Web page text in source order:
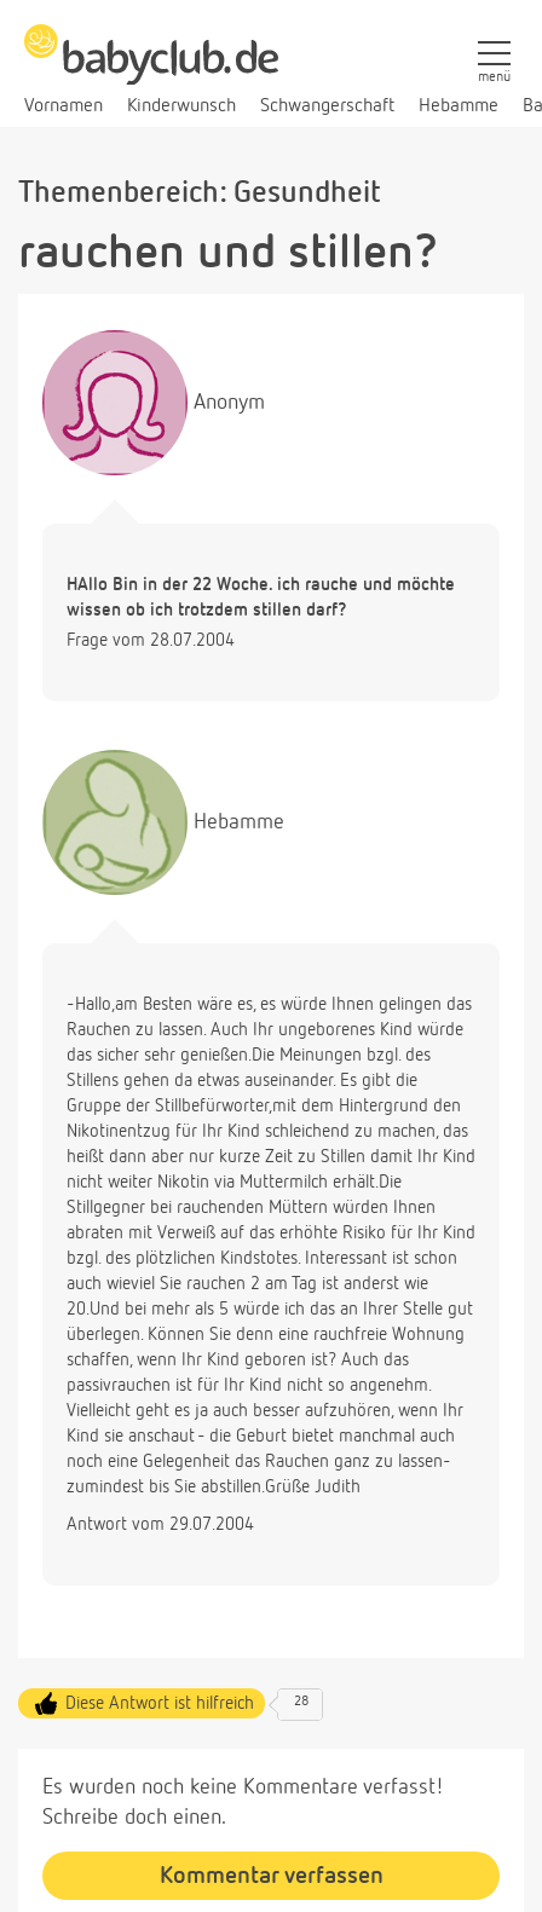
Vornamen Kinderwunsch Schwangerschaft Hebamme
menü
Themenbereich: Gesundheit
rauchen und stillen?
Anonym
HAllo Bin in der 22 Woche. ich rauche und möchte
wissen ob ich trotzdem stillen darf?
Frage vom 28.07.2004
Hebamme
-Hallo,am Besten wäre es, es würde Ihnen gelingen das
Rauchen zu lassen. Auch Ihr ungeborenes Kind würde
das sicher sehr genießen.Die Meinungen bzgl. des
Stillens gehen da etwas auseinander. Es gibt die
Gruppe der Stillbefürworter,mit dem Hintergrund den
Nikotinentzug für Ihr Kind schleichend zu machen, das
heißt dann aber nur kurze Zeit zu Stillen damit Ihr Kind
nicht weiter Nikotin via Muttermilch erhält.Die
Stillgegner bei rauchenden Müttern würden Ihnen
abraten mit Verweiß auf das erhöhte Risiko für Ihr Kind
bzgl. des plötzlichen Kindstotes. Interessant ist schon
auch wieviel Sie rauchen 2 am Tag ist anderst wie
20.Und bei mehr als 5 würde ich das an Ihrer Stelle gut
überlegen. Können Sie denn eine rauchfreie Wohnung
schaffen, wenn Ihr Kind geboren ist? Auch das
passivrauchen ist für Ihr Kind nicht so angenehm.
Vielleicht geht es ja auch besser aufzuhören, wenn Ihr
Kind sie anschaut - die Geburt bietet manchmal auch
noch eine Gelegenheit das Rauchen ganz zu lassen-
zumindest bis Sie abstillen.Grüße Judith
Antwort vom 29.07.2004
Diese Antwort ist hilfreich 28
Es wurden noch keine Kommentare verfasst!
Schreibe doch einen.
Kommentar verfassen